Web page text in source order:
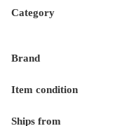
Category
Brand
Item condition
Ships from